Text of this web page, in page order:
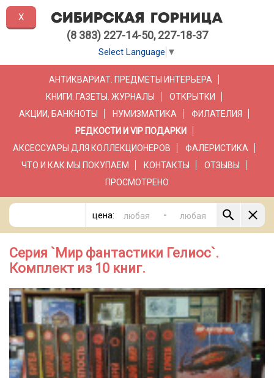
(8 383) 227-14-50, 227-18-37
Select Language ▼
АНТИКВАРИАТ. ПРЕДМЕТЫ ИНТЕРЬЕРА
КНИГИ. ГАЗЕТЫ. ЖУРНАЛЫ
ОТКРЫТКИ
АКЦИИ, БАНКНОТЫ
НУМИЗМАТИКА
ФИЛАТЕЛИЯ
РЕДКОСТИ И VIP ПОДАРКИ
АКСЕССУАРЫ ДЛЯ КОЛЛЕКЦИОНЕРОВ
ФАЛЕРИСТИКА
ЧТО И КАК МЫ ПОКУПАЕМ
КОНТАКТЫ
ОТЗЫВЫ
ПРОСМОТРЕНО
цена: -
Серия `Мир фантастики Гелиос`.
Комплект из 10 книг.
X